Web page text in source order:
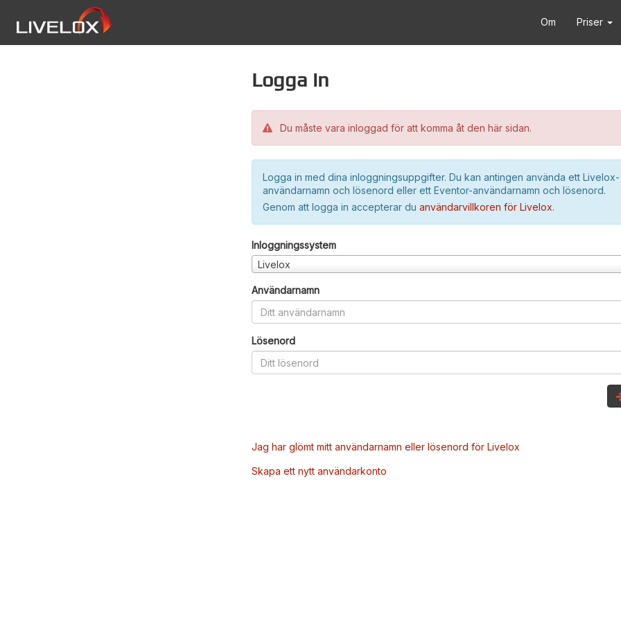
Om Priser
Logga in
Du måste vara inloggad för att komma åt den här sidan.
Logga in med dina inloggningsuppgifter. Du kan antingen använda ett Livelox-
användarnamn och lösenord eller ett Eventor-användarnamn och lösenord.
Genom att logga in accepterar du användarvillkoren för Livelox.
Inloggningssystem
Livelox
Användarnamn
Lösenord
Jag har glömt mitt användarnamn eller lösenord för Livelox
Skapa ett nytt användarkonto